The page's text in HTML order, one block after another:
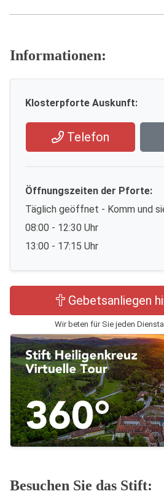
Informationen:
Klosterpforte Auskunft:
Telefon
Öffnungszeiten der Pforte:
Täglich geöffnet - Komm und
08:00 - 12:30 Uhr
13:00 - 17:15 Uhr
Gebetsanliegen
Wir beten für Sie jeden
Besuchen Sie das Stift: